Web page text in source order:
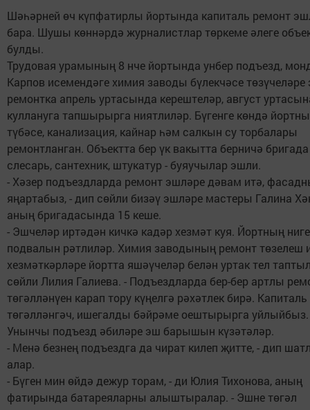
Шәһәрней өч күпфатирлы йортында капиталь ремонт
бара. Шушы көннәрдә журналистлар төркеме әлеге
булды.
Трудовая урамының 8 нче йортында унбер подъезд,
Карпов исемендәге химия заводы бүлекчәсе
ремонтка апрель уртасында керештеләр, август
куллануга тапшырырга ниятлиләр. Бүгенге көндә
түбәсе, канализация, кайнар һәм салкын су торбалары
ремонтланган. Объектта бер үк вакытта берничә бригада
слесарь, сантехник, штукатур - буяучылар эшли.
- Хәзер подъездларда ремонт эшләре дәвам итә,
яңартабыз, - дип сөйли бизәү эшләре мастеры Галина
аның бригадасында 15 кеше.
- Эшчеләр иртәдән кичкә кадәр хезмәт куя. Йортның
подвалын рәтлиләр. Химия заводының ремонт төзелеш
хезмәткәрләре йортта яшәүчеләр белән уртак тел
сөйли Лилия Галиева. - Подъездларда бер-бер артлы
төгәлләнүен карап тору күңелгә рәхәтлек бирә.
төгәлләнгәч, ишегалды бәйрәме оештырырга уйлыйбыз.
Унынчы подъезд әбиләре эш барышын күзәтәләр.
- Менә безнең подъездга да чират килеп җитте, - дип
алар.
- Бүген мин өйдә дежур торам, - ди Юлия Тихонова, аның
фатирында батареяларны алыштыралар. - Эшне төгәл